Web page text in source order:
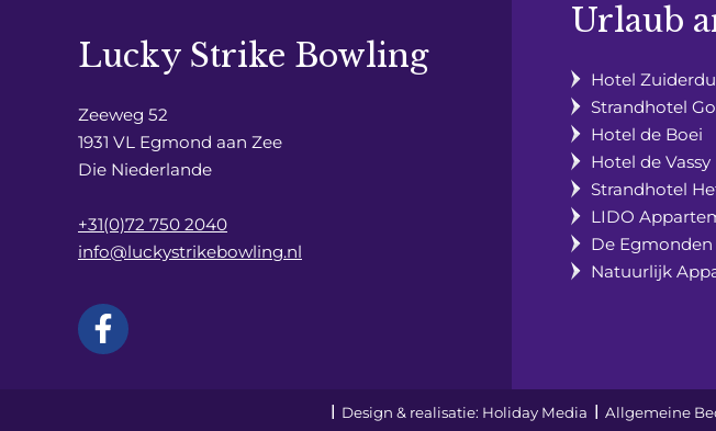
Lucky Strike Bowling
Zeeweg 52
1931 VL Egmond aan Zee
Die Niederlande
+31(0)72 750 2040
info@luckystrikebowling.nl
Urlaub
Hotel
Strandhotel
Hotel de Boei
Hotel de Vassy
Strandhotel
LIDO
De Egmonden
Natuurlijk
Design & realisatie: Holiday Media Allgemeine